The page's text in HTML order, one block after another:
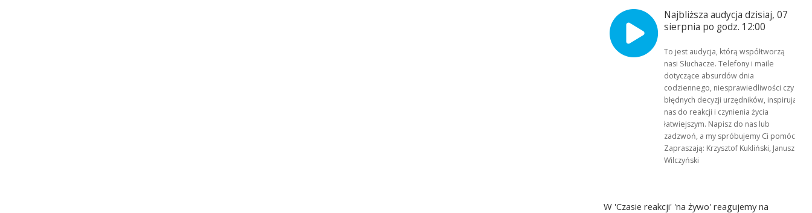
Najbliższa audycja dzisiaj, 07
sierpnia po godz. 12:00
To jest audycja, którą współtworzą
nasi Słuchacze. Telefony i maile
dotyczące absurdów dnia
codziennego, niesprawiedliwości czy
błędnych decyzji urzędników, inspirują
nas do reakcji i czynienia życia
łatwiejszym. Napisz do nas lub
zadzwoń, a my spróbujemy Ci pomóc.
Zapraszają: Krzysztof Kukliński, Janusz
Wilczyński
W 'Czasie reakcji' 'na żywo' reagujemy na